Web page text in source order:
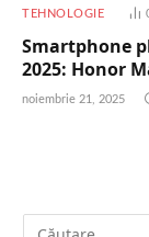
TEHNOLOGIE
Smartphone
2025: Honor
noiembrie 21, 2025